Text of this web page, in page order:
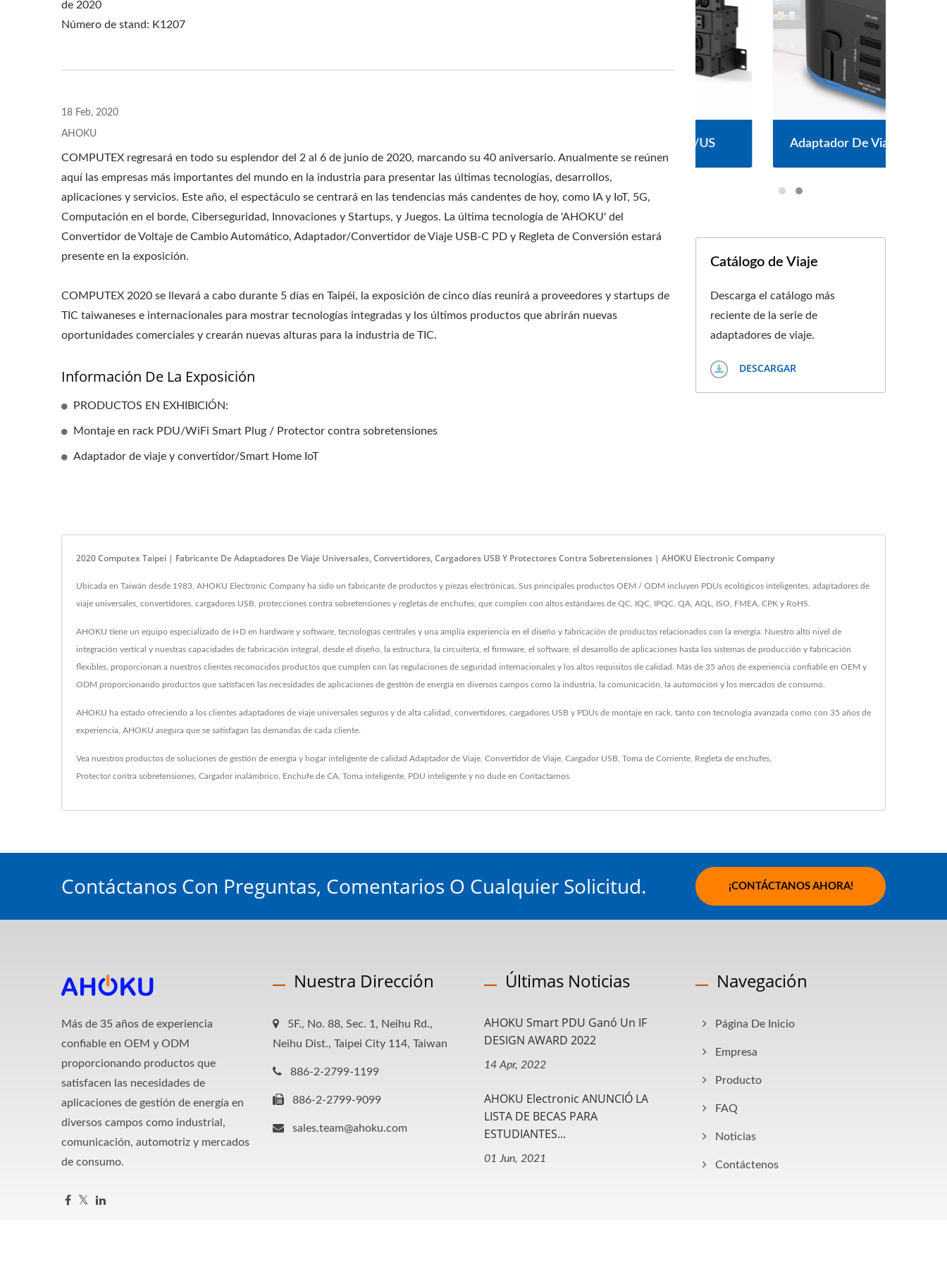
de 2020
Número de stand: K1207
18 Feb, 2020
AHOKU
COMPUTEX regresará en todo su esplendor del 2 al 6 de junio de 2020, marcando su 40 aniversario. Anualmente se reúnen
aquí las empresas más importantes del mundo en la industria para presentar las últimas tecnologías, desarrollos,
aplicaciones y servicios. Este año, el espectáculo se centrará en las tendencias más candentes de hoy, como IA y IoT, 5G,
Computación en el borde, Ciberseguridad, Innovaciones y Startups, y Juegos. La última tecnología de 'AHOKU' del
Convertidor de Voltaje de Cambio Automático, Adaptador/Convertidor de Viaje USB-C PD y Regleta de Conversión estará
presente en la exposición.
COMPUTEX 2020 se llevará a cabo durante 5 días en Taipéi, la exposición de cinco días reunirá a proveedores y startups de
TIC taiwaneses e internacionales para mostrar tecnologías integradas y los últimos productos que abrirán nuevas
oportunidades comerciales y crearán nuevas alturas para la industria de TIC.
Información De La Exposición
PRODUCTOS EN EXHIBICIÓN:
Montaje en rack PDU/WiFi Smart Plug / Protector contra sobretensiones
Adaptador de viaje y convertidor/Smart Home IoT
Adaptador De Viaje 30WPD
Catálogo de Viaje
Descarga el catálogo más
reciente de la serie de
adaptadores de viaje.
DESCARGAR
2020 Computex Taipei | Fabricante De Adaptadores De Viaje Universales, Convertidores, Cargadores USB Y Protectores Contra Sobretensiones | AHOKU Electronic Company
Ubicada en Taiwán desde 1983, AHOKU Electronic Company ha sido un fabricante de productos y piezas electrónicas. Sus principales productos OEM / ODM incluyen PDUs ecológicos inteligentes, adaptadores de
viaje universales, convertidores, cargadores USB, protecciones contra sobretensiones y regletas de enchufes, que cumplen con altos estándares de QC, IQC, IPQC, QA, AQL, ISO, FMEA, CPK y RoHS.
AHOKU tiene un equipo especializado de I+D en hardware y software, tecnologías centrales y una amplia experiencia en el diseño y fabricación de productos relacionados con la energía. Nuestro alto nivel de
integración vertical y nuestras capacidades de fabricación integral, desde el diseño, la estructura, la circuitería, el firmware, el software, el desarrollo de aplicaciones hasta los sistemas de producción y fabricación
flexibles, proporcionan a nuestros clientes reconocidos productos que cumplen con las regulaciones de seguridad internacionales y los altos requisitos de calidad. Más de 35 años de experiencia confiable en OEM y
ODM proporcionando productos que satisfacen las necesidades de aplicaciones de gestión de energía en diversos campos como la industria, la comunicación, la automoción y los mercados de consumo.
AHOKU ha estado ofreciendo a los clientes adaptadores de viaje universales seguros y de alta calidad, convertidores, cargadores USB y PDUs de montaje en rack, tanto con tecnología avanzada como con 35 años de
experiencia, AHOKU asegura que se satisfagan las demandas de cada cliente.
Vea nuestros productos de soluciones de gestión de energía y hogar inteligente de calidad Adaptador de Viaje Convertidor de Viaje Cargador USB Toma de Corriente Regleta de enchufes
Protector contra sobretensiones Cargador inalámbrico Enchufe de CA Toma inteligente PDU inteligente y no dude en Contactarnos
Contáctanos Con Preguntas, Comentarios O Cualquier Solicitud. ¡CONTÁCTANOS AHORA!
Más de 35 años de experiencia
confiable en OEM y ODM
proporcionando productos que
satisfacen las necesidades de
aplicaciones de gestión de energía en
diversos campos como industrial,
comunicación, automotriz y mercados
de consumo.
Nuestra Dirección
5F., No. 88, Sec. 1, Neihu Rd.,
Neihu Dist., Taipei City 114, Taiwan
886-2-2799-1199
886-2-2799-9099
sales.team@ahoku.com
Últimas Noticias
AHOKU Smart PDU Ganó Un IF
DESIGN AWARD 2022
14 Apr, 2022
AHOKU Electronic ANUNCIÓ LA
LISTA DE BECAS PARA
ESTUDIANTES...
01 Jun, 2021
Navegación
Página De Inicio
Empresa
Producto
FAQ
Noticias
Contáctenos